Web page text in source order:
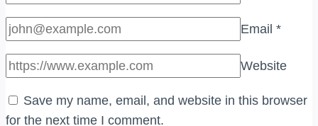
Email *
Website
Save my name, email, and website in this browser
for the next time I comment.